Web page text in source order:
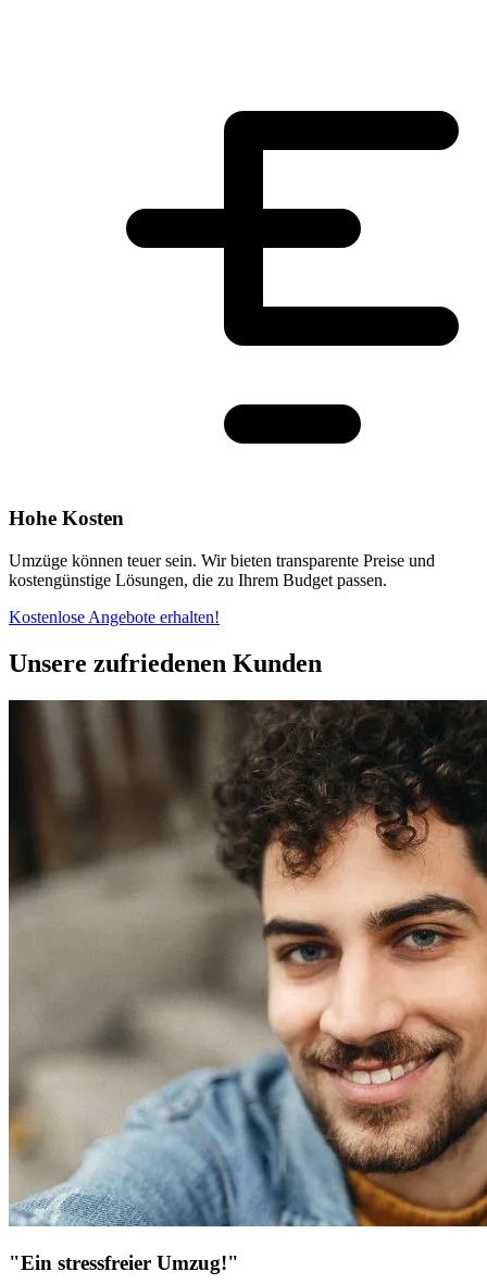
Hohe Kosten
Umzüge können teuer sein. Wir bieten transparente Preise und
kostengünstige Lösungen, die zu Ihrem Budget passen.
Kostenlose Angebote erhalten!
Unsere zufriedenen Kunden
"Ein stressfreier Umzug!"